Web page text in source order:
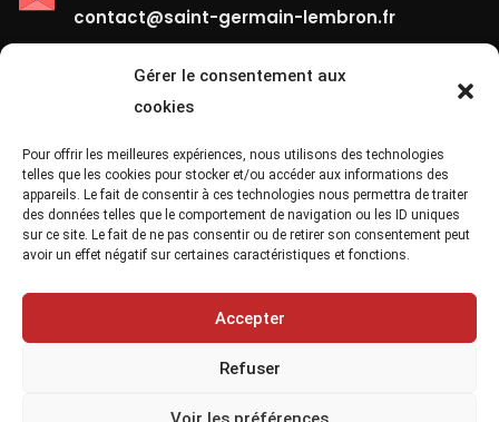
Gérer le consentement aux
cookies
Pour offrir les meilleures expériences, nous utilisons des technologies
telles que les cookies pour stocker et/ou accéder aux informations des
appareils. Le fait de consentir à ces technologies nous permettra de traiter
des données telles que le comportement de navigation ou les ID uniques
sur ce site. Le fait de ne pas consentir ou de retirer son consentement peut
avoir un effet négatif sur certaines caractéristiques et fonctions.
Accepter
Refuser
contact@saint-germain-lembron.fr
Liens Utiles
Contact
Mentions Légales
Confidentialité
Site Map